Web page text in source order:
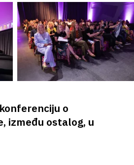
o
između ostalog, u